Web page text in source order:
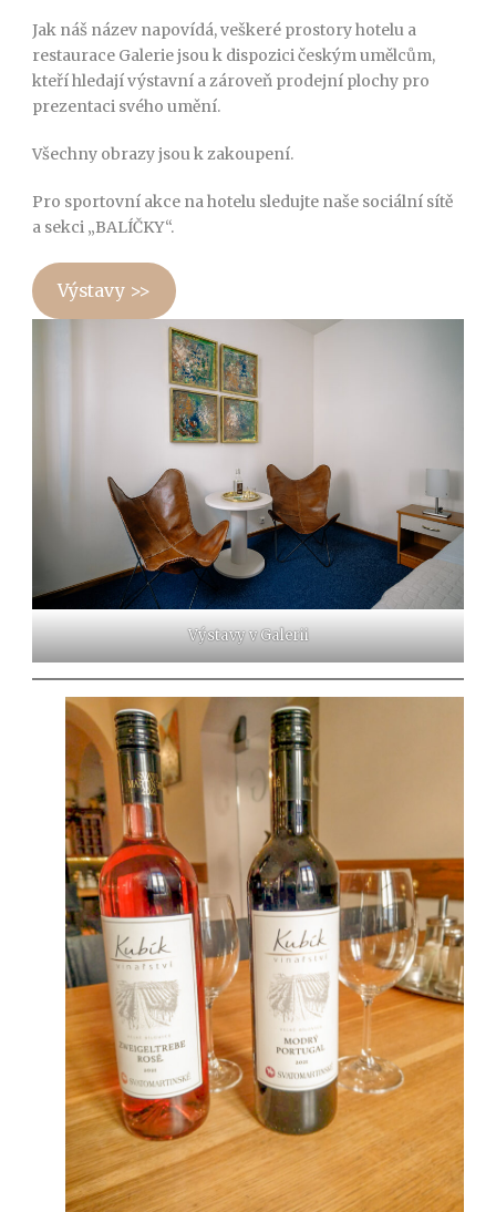
Jak náš název napovídá, veškeré prostory hotelu a
restaurace Galerie jsou k dispozici českým umělcům,
kteří hledají výstavní a zároveň prodejní plochy pro
prezentaci svého umění.
Všechny obrazy jsou k zakoupení.
Pro sportovní akce na hotelu sledujte naše sociální sítě
a sekci „BALÍČKY“.
Výstavy >>
Výstavy v Galerii